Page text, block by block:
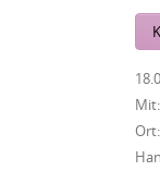
Mit:
Ort: